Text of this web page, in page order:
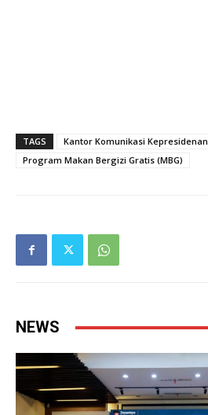
TAGS Kantor Komunikasi Kepresidenan
Program Makan Bergizi Gratis (MBG)
NEWS